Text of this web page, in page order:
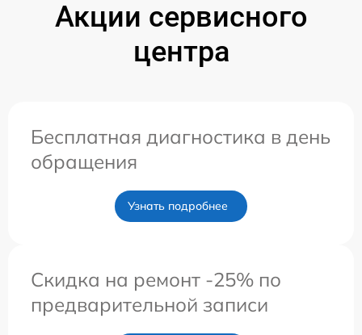
Акции сервисного
центра
Бесплатная диагностика в день
обращения
Узнать подробнее
Скидка на ремонт -25% по
предварительной записи